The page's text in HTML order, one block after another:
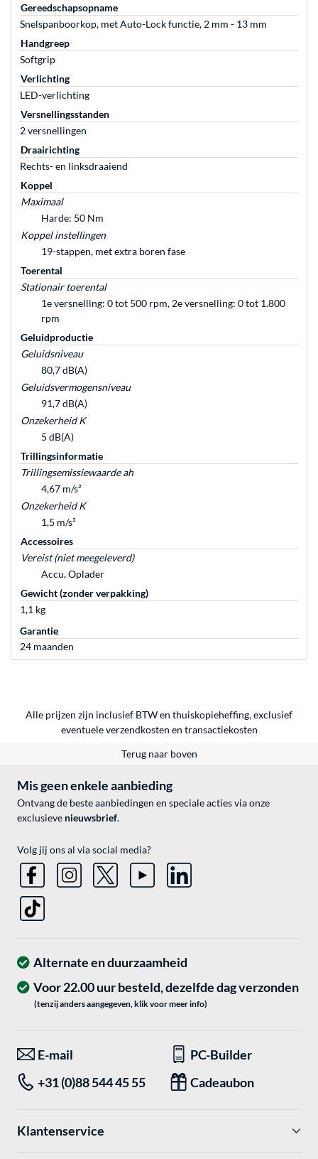
Gereedschapsopname
Snelspanboorkop, met Auto-Lock functie, 2 mm - 13 mm
Handgreep
Softgrip
Verlichting
LED-verlichting
Versnellingsstanden
2 versnellingen
Draairichting
Rechts- en linksdraaiend
Koppel
Maximaal
Harde: 50 Nm
Koppel instellingen
19-stappen, met extra boren fase
Toerental
Stationair toerental
1e versnelling: 0 tot 500 rpm, 2e versnelling: 0 tot 1.800
rpm
Geluidproductie
Geluidsniveau
80,7 dB(A)
Geluidsvermogensniveau
91,7 dB(A)
Onzekerheid K
5 dB(A)
Trillingsinformatie
Trillingsemissiewaarde ah
4,67 m/s²
Onzekerheid K
1,5 m/s²
Accessoires
Vereist (niet meegeleverd)
Accu, Oplader
Gewicht (zonder verpakking)
1,1 kg
Garantie
24 maanden
Alle prijzen zijn inclusief BTW en thuiskopieheffing, exclusief
eventueleverzendkosten en transactiekosten
Terug naar boven
Mis geen enkele aanbieding
Ontvang de beste aanbiedingen en speciale acties via onze
exclusieve nieuwsbrief.
Volg jij ons al via social media?
Alternate en duurzaamheid
Voor 22.00 uur besteld, dezelfde dag verzonden
(tenzij anders aangegeven, klik voor meer info)
E-mail
PC-Builder
+31 (0)88 544 45 55
Cadeaubon
Klantenservice